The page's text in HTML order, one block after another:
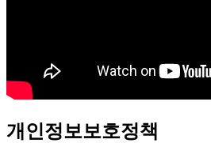
개인정보보호정책